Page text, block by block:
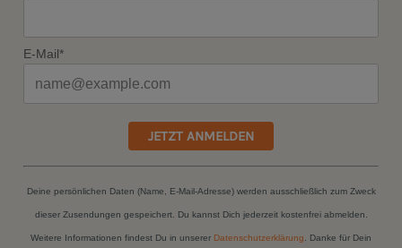
E-Mail*
JETZT ANMELDEN
Deine persönlichen Daten (Name, E-Mail-Adresse) werden ausschließlich zum Zweck
dieser Zusendungen gespeichert. Du kannst Dich jederzeit kostenfrei abmelden.
Weitere Informationen findest Du in unserer Datenschutzerklärung . Danke für Dein